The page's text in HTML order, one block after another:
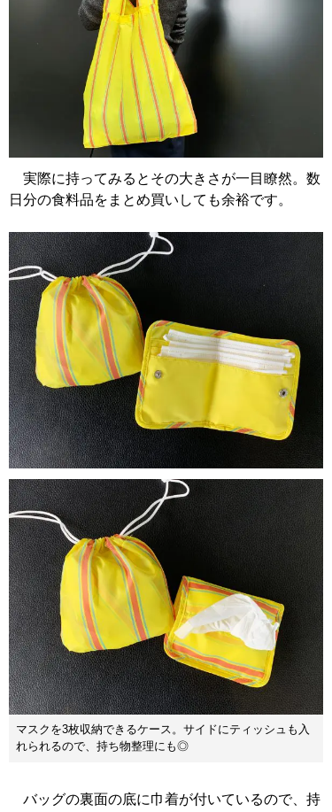
実際に持ってみるとその大きさが一目瞭然。数
日分の食料品をまとめ買いしても余裕です。
マスクを3枚収納できるケース。サイドにティッシュも入
れられるので、持ち物整理にも◎
バッグの裏面の底に巾着が付いているので、持